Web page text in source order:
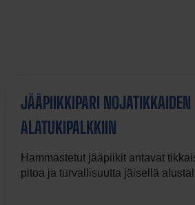
JÄÄPIIKKIPARI NOJATIKKAIDEN
ALATUKIPALKKIIN
Hammastetut jääpiikit antavat
pitoa ja turvallisuutta jäisellä